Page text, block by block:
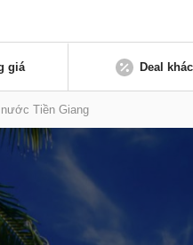
giá Deal
Tiền Giang